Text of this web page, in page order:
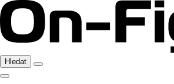
Hledat